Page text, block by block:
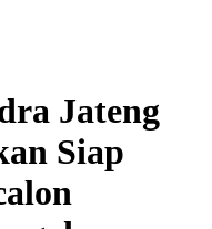
Jateng
Siap